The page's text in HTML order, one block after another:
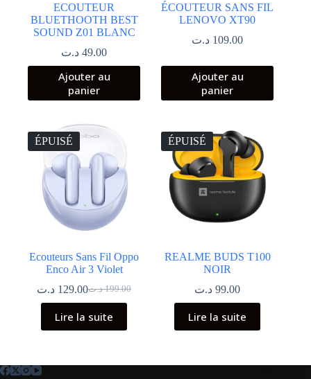
ECOUTEUR
BLUETHOOTH BEST
SOUND Z01 BLANC
49.00 د.ت
Ajouter au
panier
ÉCOUTEUR SANS FIL
LENOVO XT90
109.00 د.ت
Ajouter au
panier
ÉPUISÉ
Ecouteurs Sans Fil Oppo
Enco Air 3 Violet
199.00 د.تLe
prix
initial
était :
129.00 د.ت
Le
prix
actuel
est :
Lire la suite
ÉPUISÉ
REALME BUDS T100
NOIR
99.00 د.ت
Lire la suite